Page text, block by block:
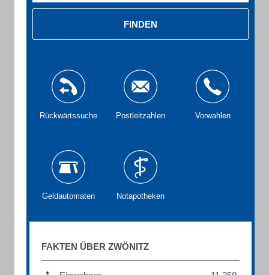
FINDEN
Rückwärtssuche Postleitzahlen Vorwahlen
Geldautomaten Notapotheken
FAKTEN ÜBER ZWÖNITZ